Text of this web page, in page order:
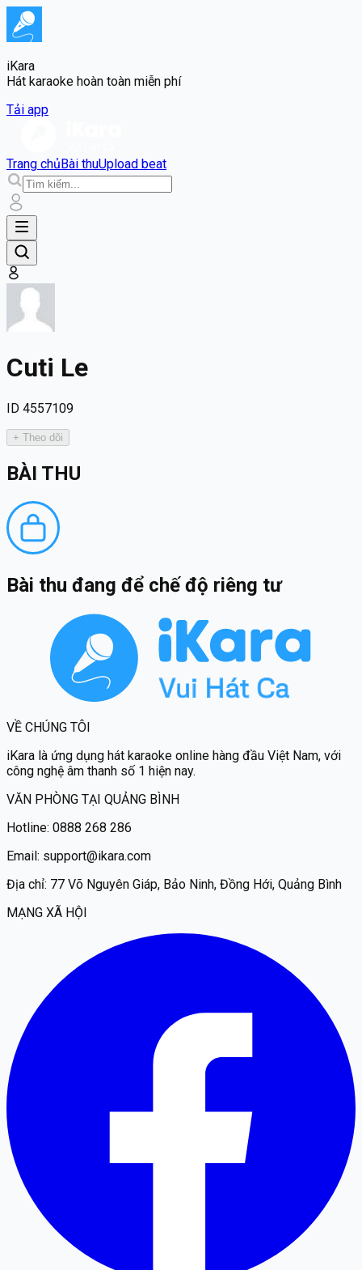
iKara
Hát karaoke hoàn toàn miễn phí
Tải app
Trang chủBài thuUpload beat
Cuti Le
ID 4557109
+ Theo dõi
BÀI THU
Bài thu đang để chế độ riêng tư
VỀ CHÚNG TÔI
iKara là ứng dụng hát karaoke online hàng đầu Việt Nam, với
công nghệ âm thanh số 1 hiện nay.
VĂN PHÒNG TẠI QUẢNG BÌNH
Hotline: 0888 268 286
Email: support@ikara.com
Địa chỉ: 77 Võ Nguyên Giáp, Bảo Ninh, Đồng Hới, Quảng Bình
MẠNG XÃ HỘI